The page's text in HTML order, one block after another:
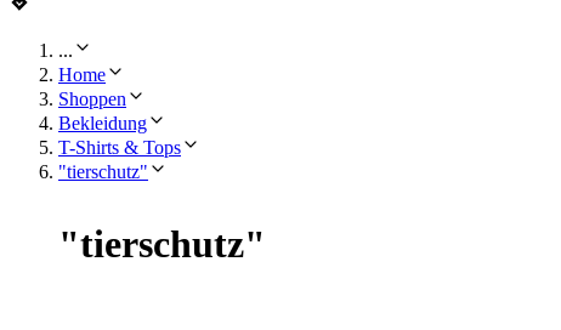
...
Home
Shoppen
Bekleidung
T-Shirts & Tops
"tierschutz"
"tierschutz"